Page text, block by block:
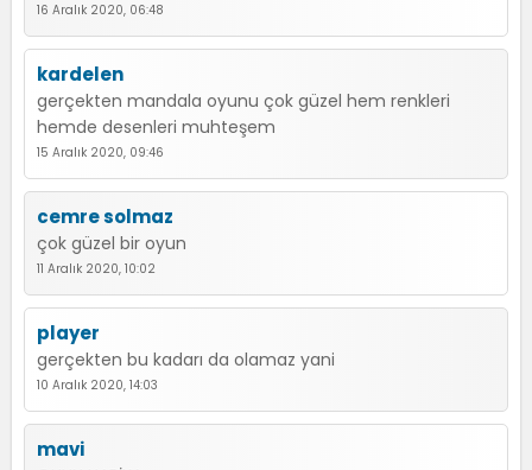
16 Aralık 2020, 06:48
kardelen
gerçekten mandala oyunu çok güzel hem renkleri
hemde desenleri muhteşem
15 Aralık 2020, 09:46
cemre solmaz
çok güzel bir oyun
11 Aralık 2020, 10:02
player
gerçekten bu kadarı da olamaz yani
10 Aralık 2020, 14:03
mavi